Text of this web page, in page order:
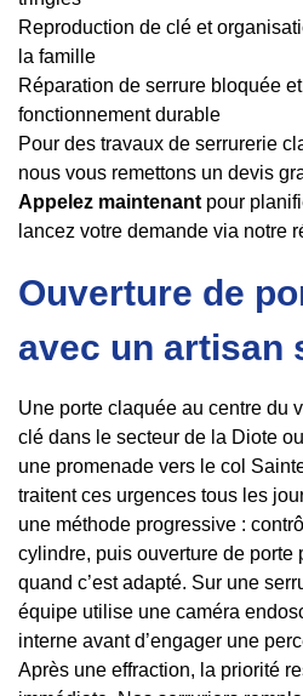
Reproduction de clé et
la famille
Réparation de serrure bloquée
fonctionnement durable
Pour des travaux de serrurerie
nous vous remettons un devis
Appelez maintenant pour
lancez votre demande via notre
Ouverture de
avec un artisan
Une porte claquée au centre du
clé dans le secteur de la Diote
une promenade vers le col
traitent ces urgences tous les
une méthode progressive :
cylindre, puis ouverture de porte
quand c’est adapté. Sur une
équipe utilise une caméra
interne avant d’engager une
Après une effraction, la priorité